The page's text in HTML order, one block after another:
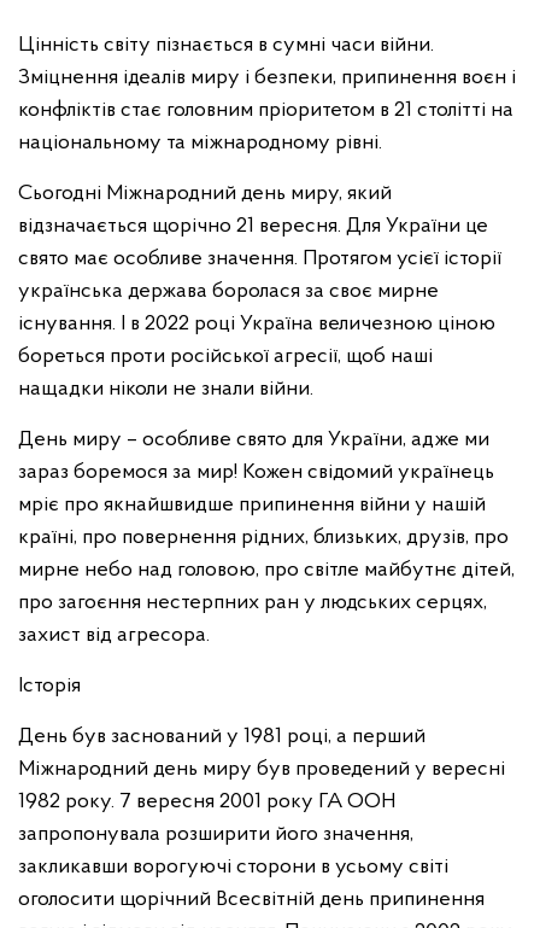
Цінність світу пізнається в сумні часи війни.
Зміцнення ідеалів миру і безпеки, припинення воєн і
конфліктів стає головним пріоритетом в 21 столітті на
національному та міжнародному рівні.
Сьогодні Міжнародний день миру, який
відзначається щорічно 21 вересня. Для України це
свято має особливе значення. Протягом усієї історії
українська держава боролася за своє мирне
існування. І в 2022 році Україна величезною ціною
бореться проти російської агресії, щоб наші
нащадки ніколи не знали війни.
День миру – особливе свято для України, адже ми
зараз боремося за мир! Кожен свідомий українець
мріє про якнайшвидше припинення війни у нашій
країні, про повернення рідних, близьких, друзів, про
мирне небо над головою, про світле майбутнє дітей,
про загоєння нестерпних ран у людських серцях,
захист від агресора.
Історія
День був заснований у 1981 році, а перший
Міжнародний день миру був проведений у вересні
1982 року. 7 вересня 2001 року ГА ООН
запропонувала розширити його значення,
закликавши ворогуючі сторони в усьому світі
оголосити щорічний Всесвітній день припинення